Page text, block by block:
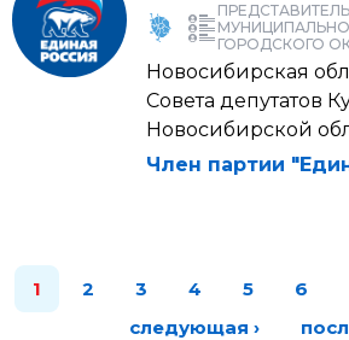
ГОРОДСКОГО
Новосибирская
Совета депутатов
Новосибирской
Член партии
1 2 3 4 5 6
следующая ›